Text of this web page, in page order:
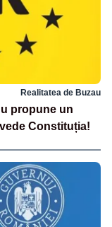
Realitatea de Buzau
propune un
Constituția!